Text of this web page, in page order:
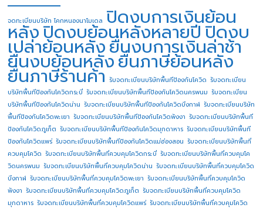
จดทะเบียนบริษัท โคกหนองนาโมเดล ปิดงบการเงินย้อน
หลังปิดงบย้อนหลังหลายปี ปิดงบ
เปล่าย้อนหลังยื่นงบการเงินล่าช้า
ยื่นงบย้อนหลังยื่นภาษีย้อนหลัง
ยื่นภาษีร้านค้า รับจดทะเบียนบริษัทพื้นทีป้องกันโควิด รับจดทะเบียน
บริษัทพื้นทีป้องกันโควิดกระบี่ รับจดทะเบียนบริษัทพื้นทีป้องกันโควิดนครพนม รับจดทะเบียน
บริษัทพื้นทีป้องกันโควิดน่าน รับจดทะเบียนบริษัทพื้นทีป้องกันโควิดบึงกาฬ รับจดทะเบียนบริษัท
พื้นทีป้องกันโควิดพะเยา รับจดทะเบียนบริษัทพื้นทีป้องกันโควิดพังงา รับจดทะเบียนบริษัทพื้นที
ป้องกันโควิดภูเก็ต รับจดทะเบียนบริษัทพื้นทีป้องกันโควิดมุกดาหาร รับจดทะเบียนบริษัทพื้นที
ป้องกันโควิดแพร่ รับจดทะเบียนบริษัทพื้นทีป้องกันโควิดแม่ฮ่องสอน รับจดทะเบียนบริษัทพื้นที่
ควบคุมโควิด รับจดทะเบียนบริษัทพื้นที่ควบคุมโควิดกระบี่ รับจดทะเบียนบริษัทพื้นที่ควบคุมโค
วิดนครพนม รับจดทะเบียนบริษัทพื้นที่ควบคุมโควิดน่าน รับจดทะเบียนบริษัทพื้นที่ควบคุมโควิด
บึงกาฬ รับจดทะเบียนบริษัทพื้นที่ควบคุมโควิดพะเยา รับจดทะเบียนบริษัทพื้นที่ควบคุมโควิด
พังงา รับจดทะเบียนบริษัทพื้นที่ควบคุมโควิดภูเก็ต รับจดทะเบียนบริษัทพื้นที่ควบคุมโควิด
มุกดาหาร รับจดทะเบียนบริษัทพื้นที่ควบคุมโควิดแพร่ รับจดทะเบียนบริษัทพื้นที่ควบคุมโควิด